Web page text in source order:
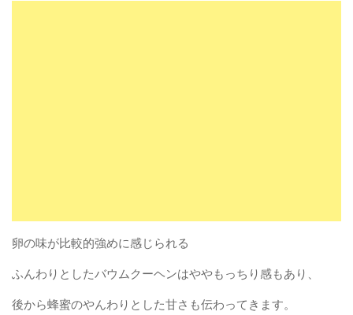
卵の味が比較的強めに感じられる
ふんわりとしたバウムクーヘンはややもっちり感もあり、
後から蜂蜜のやんわりとした甘さも伝わってきます。